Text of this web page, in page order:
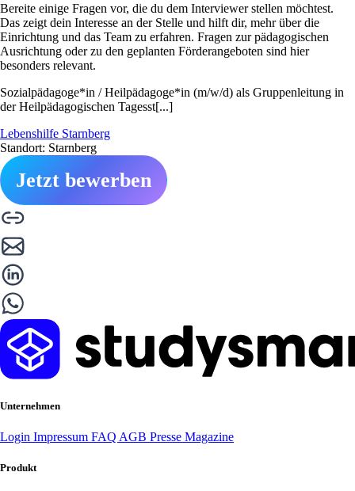
Bereite einige Fragen vor, die du dem Interviewer stellen möchtest.
Das zeigt dein Interesse an der Stelle und hilft dir, mehr über die
Einrichtung und das Team zu erfahren. Fragen zur pädagogischen
Ausrichtung oder zu den geplanten Förderangeboten sind hier
besonders relevant.
Sozialpädagoge*in / Heilpädagoge*in (m/w/d) als Gruppenleitung in
der Heilpädagogischen Tagesst[...]
Lebenshilfe Starnberg
Standort: Starnberg
Jetzt bewerben
Unternehmen
Login Impressum FAQ AGB Presse Magazine
Produkt